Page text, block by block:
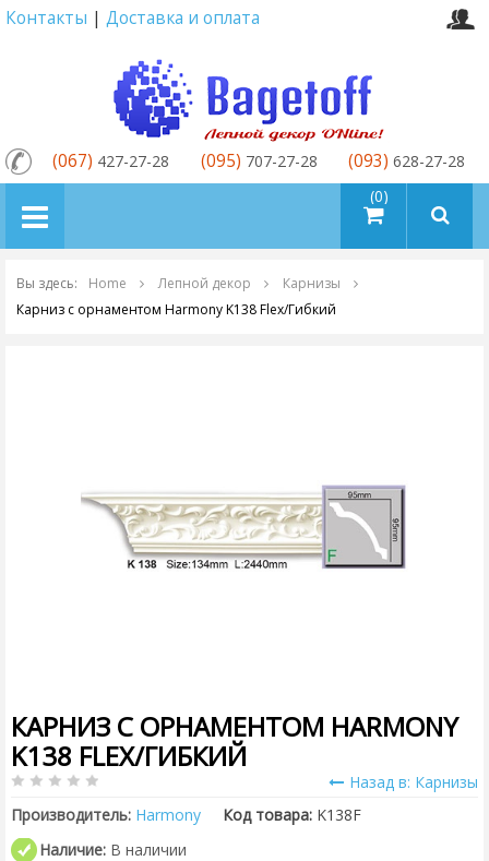
Контакты | Доставка и оплата
товаров (0)
(067) 427-27-28 (095) 707-27-28 (093) 628-27-28
Вы здесь: Home Лепной декор
Карнизы
Карниз с орнаментом Harmony K138 Flex/Гибкий
КАРНИЗ С ОРНАМЕНТОМ HARMONY
K138 FLEX/ГИБКИЙ
Назад в: Карнизы
Производитель: Harmony Код товара: K138F
Наличие: В наличии